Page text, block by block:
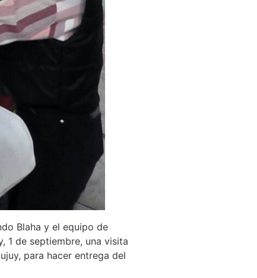
Blaha y el equipo de
1 de septiembre, una visita
para hacer entrega del